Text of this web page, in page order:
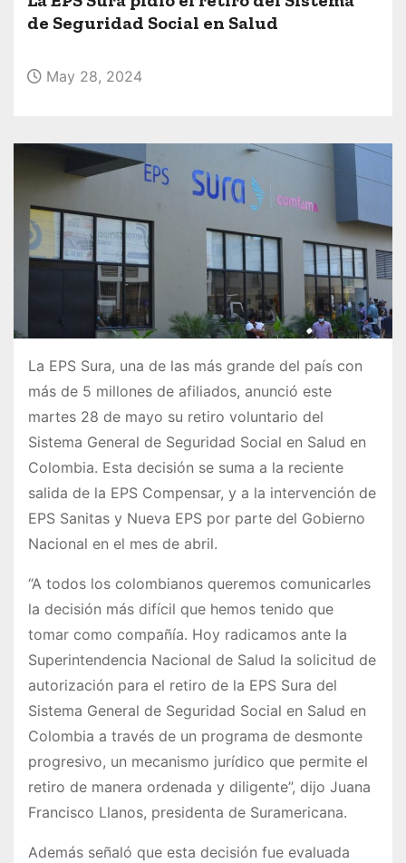
de Seguridad Social en Salud
May 28, 2024
La EPS Sura, una de las más grande del país con
más de 5 millones de afiliados, anunció este
martes 28 de mayo su retiro voluntario del
Sistema General de Seguridad Social en Salud en
Colombia. Esta decisión se suma a la reciente
salida de la EPS Compensar, y a la intervención de
EPS Sanitas y Nueva EPS por parte del Gobierno
Nacional en el mes de abril.
“A todos los colombianos queremos comunicarles
la decisión más difícil que hemos tenido que
tomar como compañía. Hoy radicamos ante la
Superintendencia Nacional de Salud la solicitud de
autorización para el retiro de la EPS Sura del
Sistema General de Seguridad Social en Salud en
Colombia a través de un programa de desmonte
progresivo, un mecanismo jurídico que permite el
retiro de manera ordenada y diligente”, dijo Juana
Francisco Llanos, presidenta de Suramericana.
Además señaló que esta decisión fue evaluada